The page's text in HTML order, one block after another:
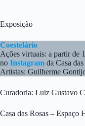
Exposição
Coestelário
Ações virtuais: a partir de
no Instagram da Casa
Artistas: Guilherme
Curadoria: Luiz Gustavo
Casa das Rosas – Espaço